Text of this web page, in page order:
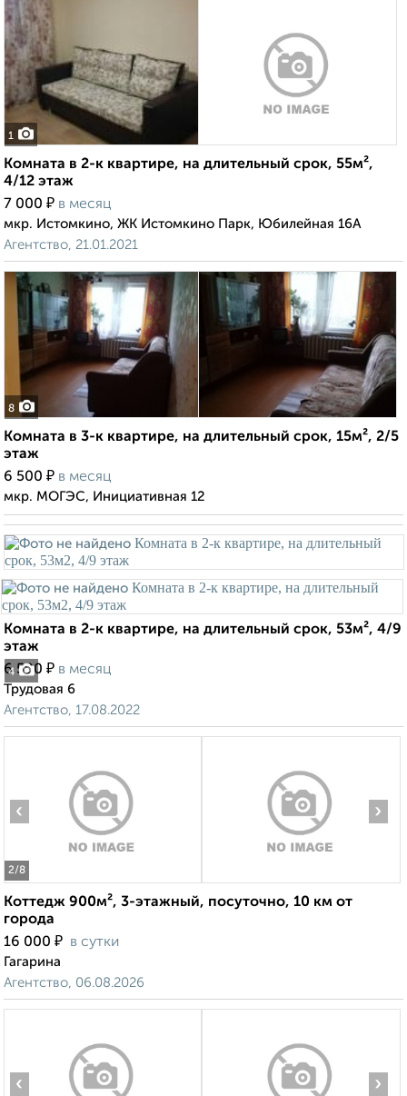
1
Комната в 2-к квартире, на длительный срок, 55м²,
4/12 этаж
7 000 ₽ в месяц
мкр. Истомкино, ЖК Истомкино Парк, Юбилейная 16А
Агентство, 21.01.2021
8
Комната в 3-к квартире, на длительный срок, 15м², 2/5
этаж
6 500 ₽ в месяц
мкр. МОГЭС, Инициативная 12
4
Комната в 2-к квартире, на длительный срок, 53м², 4/9
этаж
6 500 ₽ в месяц
Трудовая 6
Агентство, 17.08.2022
2/8
‹ ›
Коттедж 900м², 3-этажный, посуточно, 10 км от
города
16 000 ₽ в сутки
Гагарина
Агентство, 06.08.2026
‹ ›